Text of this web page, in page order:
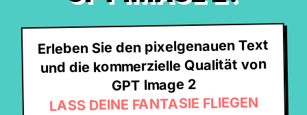
Erleben Sie den pixelgenauen Text
und die kommerzielle Qualität von
GPT Image 2
LASS DEINE FANTASIE FLIEGEN